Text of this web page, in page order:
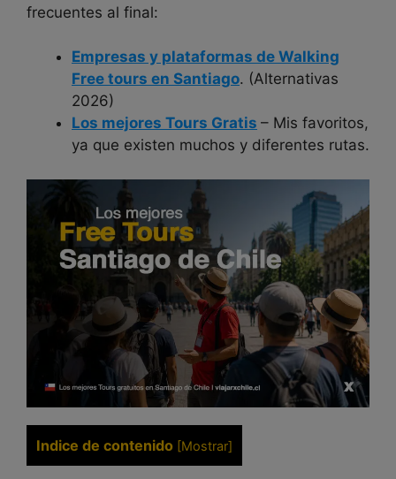
frecuentes al final:
Empresas y plataformas de Walking
Free tours en Santiago. (Alternativas
2026)
Los mejores Tours Gratis – Mis favoritos,
ya que existen muchos y diferentes rutas.
Indice de contenido [Mostrar]